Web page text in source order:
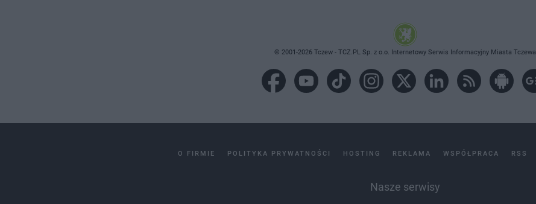
© 2001-2026 Tczew - TCZ.PL Sp. z o.o. Internetowy Serwis Informacyjny Miasta Tczewa
O FIRMIE POLITYKA PRYWATNOŚCI HOSTING REKLAMA WSPÓŁPRACA RSS
Nasze serwisy